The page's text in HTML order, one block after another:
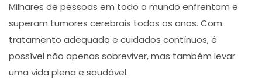
Milhares de pessoas em todo o mundo enfrentam e
superam tumores cerebrais todos os anos. Com
tratamento adequado e cuidados contínuos, é
possível não apenas sobreviver, mas também levar
uma vida plena e saudável.